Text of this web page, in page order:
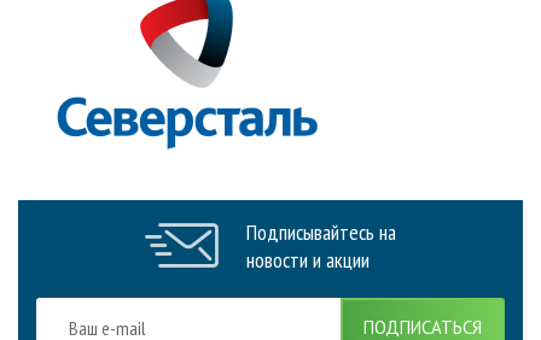
Подписывайтесь на
новости и акции
ПОДПИСАТЬСЯ